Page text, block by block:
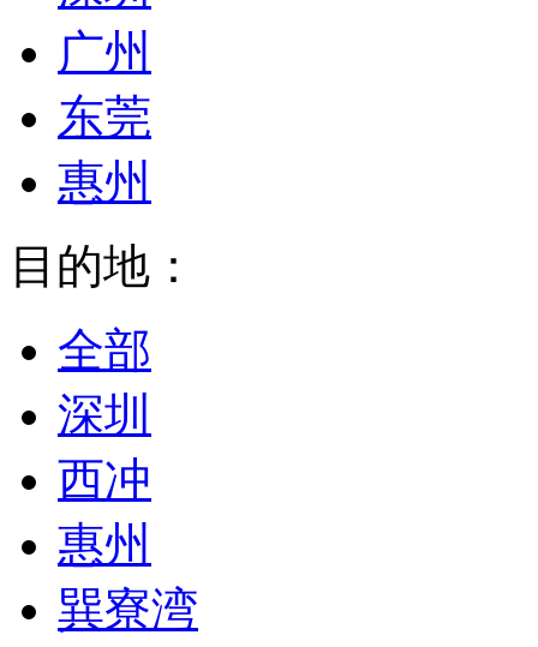
广州
东莞
惠州
目的地：
全部
深圳
西冲
惠州
巽寮湾